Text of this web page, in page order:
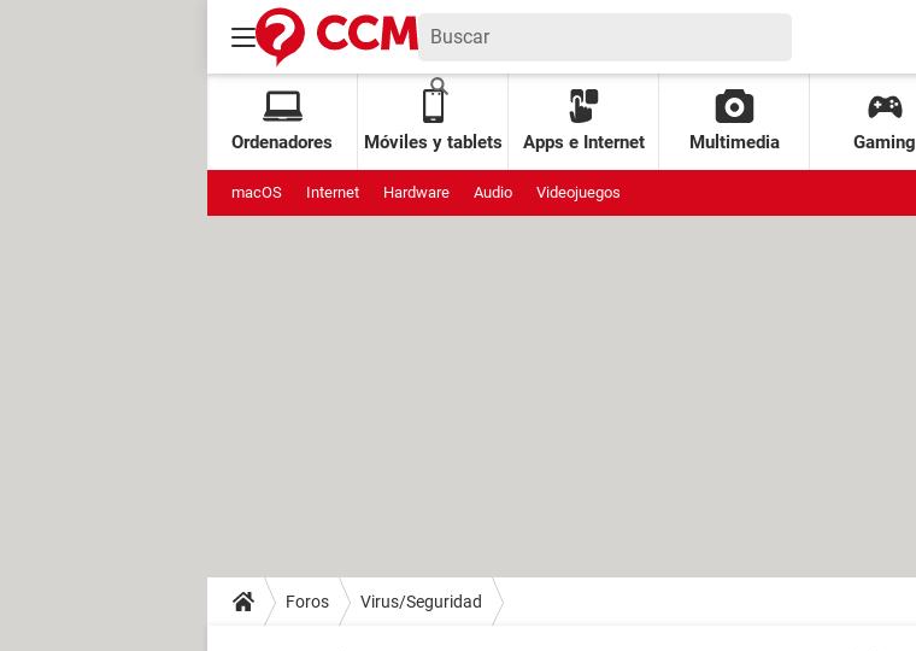
Ordenadores Móviles y tablets Apps e Internet Multimedia Gaming
macOS Internet Hardware Audio Videojuegos
Foros Virus/Seguridad